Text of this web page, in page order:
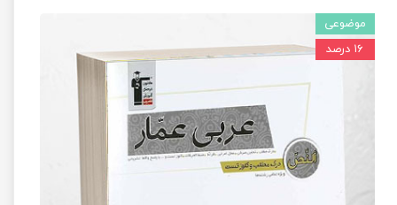
موضوعی
۱۶ درصد